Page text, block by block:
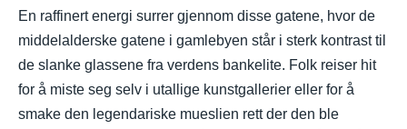
En raffinert energi surrer gjennom disse gatene, hvor de
middelalderske gatene i gamlebyen står i sterk kontrast til
de slanke glassene fra verdens bankelite. Folk reiser hit
for å miste seg selv i utallige kunstgallerier eller for å
smake den legendariske mueslien rett der den ble